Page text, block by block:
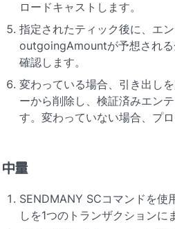
ロードキャストします。
指定されたティック後に、エ
outgoingAmountが予想され
確認します。
変わっている場合、引き出し
ーから削除し、検証済みエン
す。変わっていない場合、プ
中量
SENDMANY SCコマンドを使
しを1つのトランザクションに